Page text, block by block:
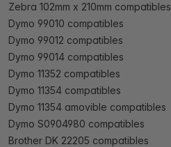
Zebra 102mm x 210mm compatibles
Dymo 99010 compatibles
Dymo 99012 compatibles
Dymo 99014 compatibles
Dymo 11352 compatibles
Dymo 11354 compatibles
Dymo 11354 amovible compatibles
Dymo S0904980 compatibles
Brother DK 22205 compatibles